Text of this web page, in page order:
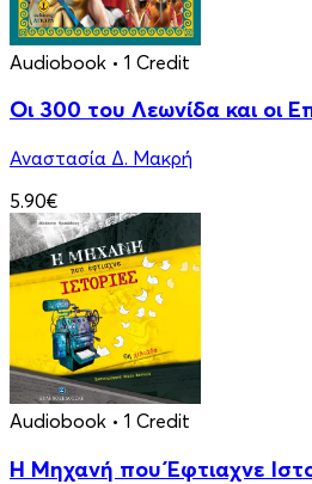
Audiobook • 1 Credit
Οι 300 του Λεωνίδα και οι
Αναστασία Δ. Μακρή
5.90€
Audiobook • 1 Credit
Η Μηχανή που Έφτιαχνε